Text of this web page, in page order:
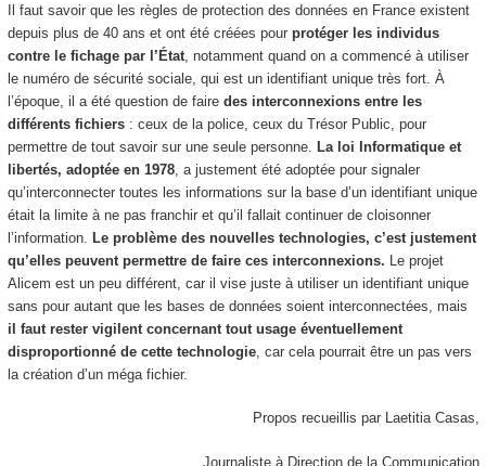
Il faut savoir que les règles de protection des données en France existent
depuis plus de 40 ans et ont été créées pour protéger les individus
contre le fichage par l’État, notamment quand on a commencé à utiliser
le numéro de sécurité sociale, qui est un identifiant unique très fort. À
l’époque, il a été question de faire des interconnexions entre les
différents fichiers: ceux de la police, ceux du Trésor Public, pour
permettre de tout savoir sur une seule personne. La loi Informatique et
libertés, adoptée en 1978, a justement été adoptée pour signaler
qu’interconnecter toutes les informations sur la base d’un identifiant unique
était la limite à ne pas franchir et qu’il fallait continuer de cloisonner
l’information. Le problème des nouvelles technologies, c’est justement
qu’elles peuvent permettre de faire ces interconnexions. Le projet
Alicem est un peu différent, car il vise juste à utiliser un identifiant unique
sans pour autant que les bases de données soient interconnectées, mais
il faut rester vigilent concernant tout usage éventuellement
disproportionné de cette technologie, car cela pourrait être un pas vers
la création d’un méga fichier.
Propos recueillis par Laetitia Casas,
Journaliste à Direction de la Communication